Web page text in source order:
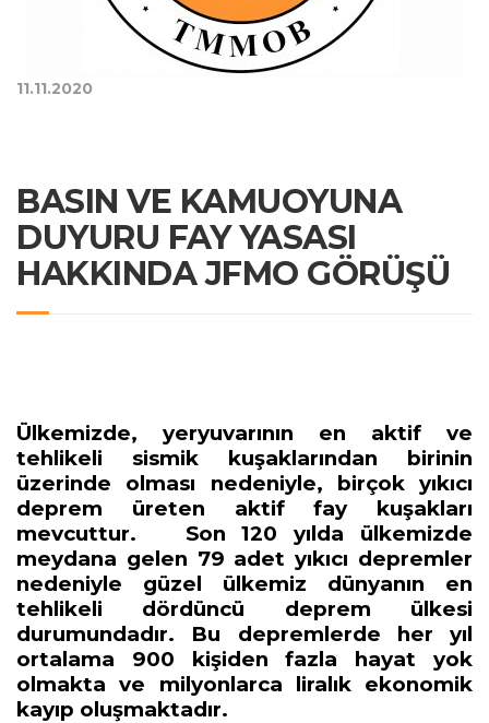
11.11.2020
BASIN VE KAMUOYUNA
DUYURU FAY YASASI
HAKKINDA JFMO GÖRÜŞÜ
Ülkemizde, yeryuvarının en aktif ve
tehlikeli sismik kuşaklarından birinin
üzerinde olması nedeniyle, birçok yıkıcı
deprem üreten aktif fay kuşakları
mevcuttur.
Son 120 yılda ülkemizde
meydana gelen 79 adet yıkıcı depremler
nedeniyle güzel ülkemiz dünyanın en
tehlikeli dördüncü deprem ülkesi
durumundadır. Bu depremlerde her yıl
ortalama 900 kişiden fazla hayat yok
olmakta ve milyonlarca liralık ekonomik
kayıp oluşmaktadır.